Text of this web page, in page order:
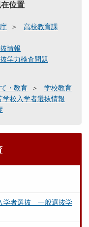
位置
高校教育課
情報
学力検査問題
・教育
学校教育
学校入学者選抜情報
学者選抜 一般選抜学